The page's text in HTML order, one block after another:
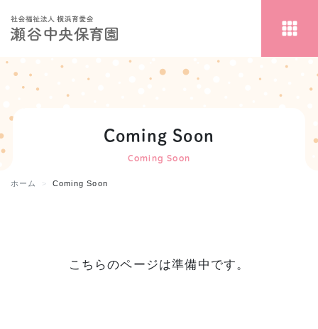
Coming Soon
Coming Soon
ホーム Coming Soon
こちらのページは準備中です。